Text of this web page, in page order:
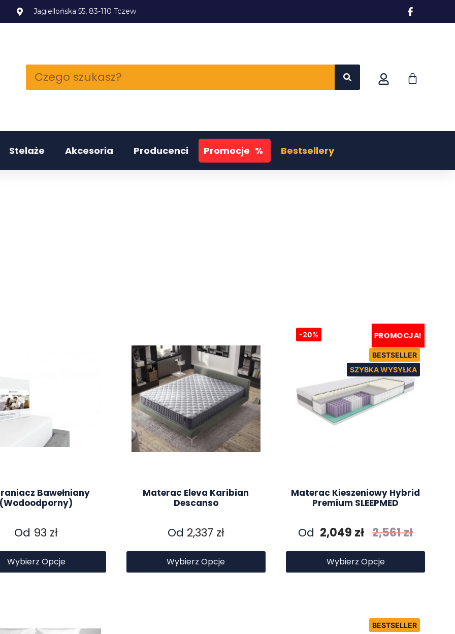
Jagiellońska 55, 83-110 Tczew
Stelaże Akcesoria Producenci Promocje % Bestsellery
Bawełniany
(wodoodporny)
Od 93 zł
Wybierz Opcje
Materac Eleva Karibian
Descanso
Od 2,337 zł
Wybierz Opcje
PROMOCJA!
Materac Kieszeniowy Hybrid
Premium SLEEPMED
Od 2,049 zł 2,561zł
-20%
Wybierz Opcje